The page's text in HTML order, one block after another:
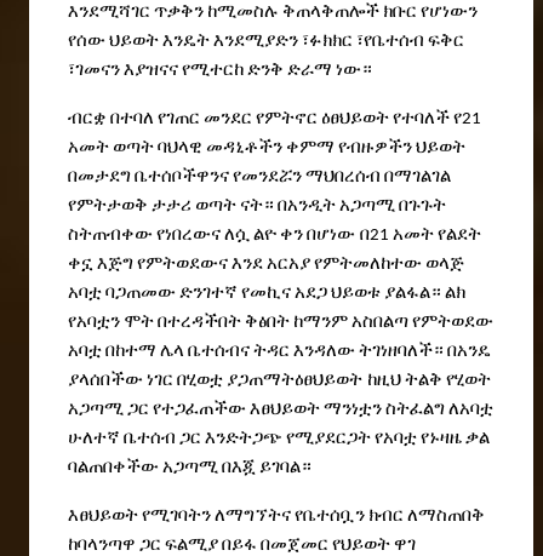
እንደሚሻገር ጥቃቅን ከሚመስሉ ቅጠላቅጠሎች ክቡር የሆነውን
የሰው ህይወትእንዴትእንደሚያድን ፣ፉክክር ፣የቤተሰብ ፍቅር
፣ገመናንእያዝናናየሚተርከድንቅ ድራማ ነው።
ብርቋ በተባለ የገጠር መንደር የምትኖር ዕፀህይወትየተባለችየ21
አመት ወጣትባህላዊ መዳኒቶችን ቀምማ የብዙዎችንህይወት
በመታደግቤተሰቦችዋንናየመንደሯንማህበረሰብ በማገልገል
የምትታወቅ ታታሪ ወጣት ናት። በአንዲትአጋጣሚበጉጉት
ስትጠብቀው የነበረውናለሷልዮ ቀንበሆነው በ21 አመትየልደት
ቀኗ እጅግየምትወደውናእንደአርአያየምትመለከተው ወላጅ
አባቷባጋጠመው ድንገተኛ የመኪናአደጋህይወቱ ያልፋል። ልክ
የአባቷን ሞትበተረዳችበት ቅፅበት ከማንምአስበልጣየምትወደው
አባቷበከተማ ሌላ ቤተሰብናትዳር እንዳለው ትገነዘባለች። በአንዴ
ያላሰበችው ነገር በሂወቷ ያጋጠማትዕፀህይወት ከዚህትልቅ የሂወት
አጋጣሚጋር የተጋፈጠችው እፀህይወትማንነቷንስትፈልግለአባቷ
ሁለተኛ ቤተሰብ ጋር እንድትጋጭ የሚያደርጋትየአባቷየኑዛዜቃል
ባልጠበቀችው አጋጣሚበእጇ ይገባል።
እፀህይወትየሚገባትንለማግኘትናየቤተሰቧን ክብር ለማስጠበቅ
ከባላንጣዋ ጋር ፍልሚያበይፋ በመጀመር የህይወትዋገ